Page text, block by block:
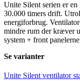
front
panel
antal
Unite Silent serien er
30.000 timers drift.
energiforbrug.
mindre rum der kræver
system + front
Se varianter
Unite Silent ventilator